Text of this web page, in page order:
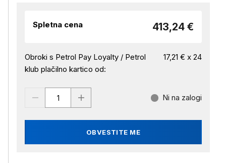
Spletna cena 413,24 €
Obroki s Petrol Pay Loyalty / Petrol
klub plačilno kartico od:
17,21 € x 24
OBVESTITE ME
Ni na zalogi